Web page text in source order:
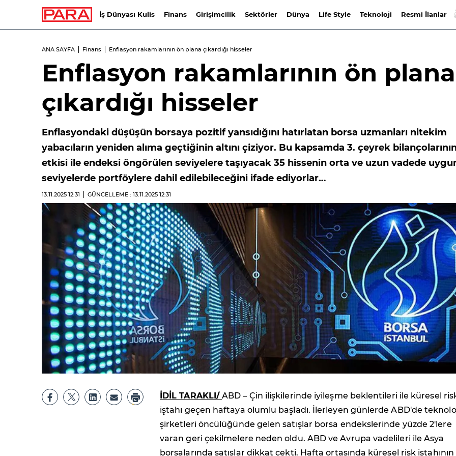
İş Dünyası Kulis Finans Girişimcilik Sektörler Dünya Life Style Teknoloji Resmi İlanlar
ANA SAYFA Finans Enflasyon rakamlarının ön plana çıkardığı hisseler
Enflasyon rakamlarının ön plana
çıkardığı hisseler
Enflasyondaki düşüşün borsaya pozitif yansıdığını hatırlatan borsa uzmanları nitekim
yabacıların yeniden alıma geçtiğinin altını çiziyor. Bu kapsamda 3. çeyrek
etkisi ile endeksi öngörülen seviyelere taşıyacak 35 hissenin orta ve uzun vadede
seviyelerde portföylere dahil edilebileceğini ifade ediyorlar…
13.11.2025 12:31 GÜNCELLEME : 13.11.2025 12:31
İDİL TARAKLI/ABD – Çin ilişkilerinde iyileşme beklentileri ile küresel
iştahı geçen haftaya olumlu başladı. İlerleyen günlerde ABD'de
şirketleri öncülüğünde gelen satışlar borsa endekslerinde yüzde 2'lere
varan geri çekilmelere neden oldu. ABD ve Avrupa vadelileri ile Asya
borsalarında satışlar dikkat çekti. Hafta ortasında küresel risk iştahının